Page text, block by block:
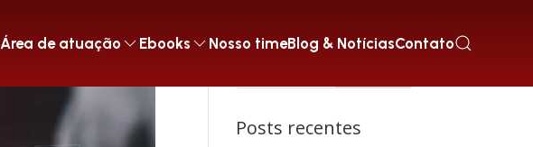
Área de atuação Ebooks Nosso timeBlog & NotíciasContato
Posts recentes